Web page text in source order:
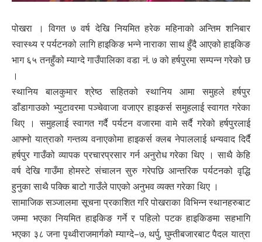
पोखरा । विगत ७ वर्ष देखि नियमित हरेक महिनाको अन्तिम शनिबार
स्वास्थ्य र पर्यटनको लागि हाइकिङ भन्ने नाराका साथ हुँदै आएको हाइकिङ
भाग ६५ तनहुँको म्याग्दे गाउँपालिका वडा नं. ७ को हर्षपुरमा सम्पन्न गरेको छ
।
स्थानिय बालकुमार श्रेष्ठ सहितको स्थानिय आमा समुहले हर्षपुर
डाँडागाउको भ्युटावरमा पञ्चेवाजा वजाएर हाइकर्स समुहलाई स्वागत गरेका
थिए । समुहलाई स्वागत गर्दै पर्यटन वजारमा वामे सर्दै गरेको हर्षपुरलाई
आफ्नो यात्राको गन्तव्य वनाएकोमा हाइकर्स क्लब नेपाललाई धन्यवाद दिर्दै
हर्षपुर गाउँको व्यापक प्रचारप्रसार गर्न अनुरोध गरेका थिए । साथै केहि
वर्ष देखि गाउँमा होमस्टे संचालन सुरु गरेपछि आन्तरिक पर्यटनको वृद्धि
हुनुका साथै पक्कि बाटो गाउँले पाएको अनुभव व्यक्त गरेका थिए ।
सामाजिक सञ्जालमा सूचना प्रकाशित गरि पोखराका विभिन्न स्थानहरुबाट
जम्मा भएका नियमित हाइकिङ गर्ने र पहिलो पटक हाइकिङमा सहभागि
भएका ३८ जना पृथ्वीराजमार्गको म्याग्दे–७, थर्पु, घुम्तीबजारबाट पैदल यात्रा